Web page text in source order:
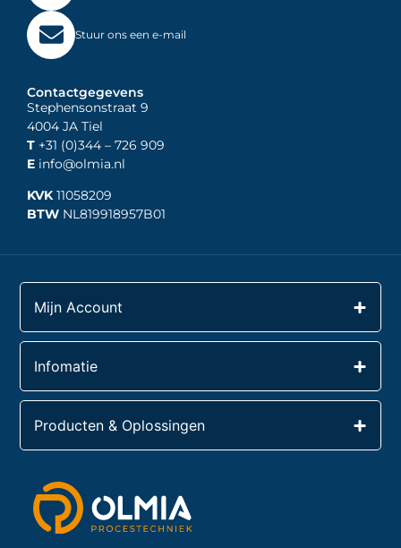
Stuur ons een e-mail
Contactgegevens
Stephensonstraat 9
4004 JA Tiel
T +31 (0)344 – 726 909
E info@olmia.nl
KVK11058209
BTW NL819918957B01
Mijn Account
Infomatie
Producten & Oplossingen